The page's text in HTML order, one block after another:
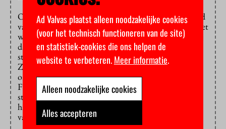
Ook SP-Kamerlid Frank Futselaar is er, met een schuld
van negenduizend euro op zijn jas geplakt. Als de stoet
weer bij de Lange Voorhout is aangekomen, neemt hij
daar eenpetitiein ontvangst van twee 20-jarige
studenten verpleegkunde, Britte Veltman en Amelia
Zuidema. Die is meer dan 124 duizend keer
ondertekend. “Een verbijsterend aantal”, vindt
Futselaar. De petitie roept op tot compensatie voor
studenten die geen basisbeurs kregen, maar ook geen
halvering van hun collegegeld in het eerste jaar. Ze
vallen net tussen wal en schip.
Ad Valvas plaatst alleen noodzakelijke cookies
(voor het technisch functioneren van de site)
en statistiek-cookies die ons helpen de
website te verbeteren.Meer informatie.
Alleen noodzakelijke cookies
Alles accepteren